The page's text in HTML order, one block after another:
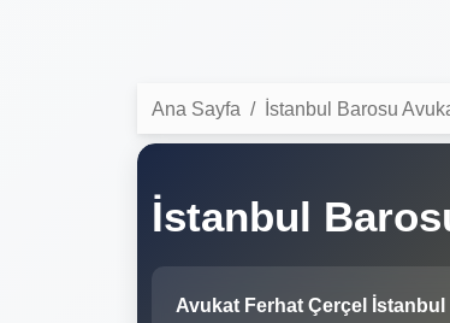
Ana Sayfa İstanbul Barosu
İstanbul
Avukat Ferhat Çerçel